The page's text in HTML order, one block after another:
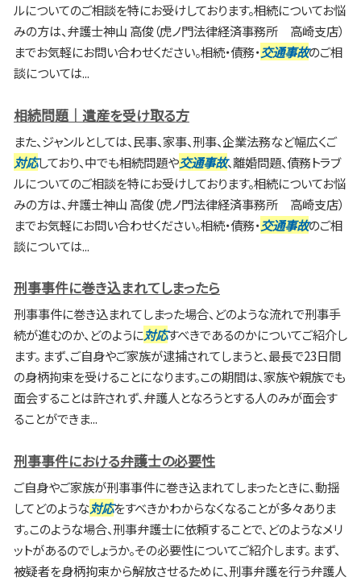
ルについてのご相談を特にお受けしております。相続についてお悩
みの方は、弁護士神山 高俊（虎ノ門法律経済事務所 高崎支店）
までお気軽にお問い合わせください。相続・債務・交通事故のご相
談については...
相続問題｜遺産を受け取る方
また、ジャンルとしては、民事、家事、刑事、企業法務など幅広くご
対応しており、中でも相続問題や交通事故、離婚問題、債務トラブ
ルについてのご相談を特にお受けしております。相続についてお悩
みの方は、弁護士神山 高俊（虎ノ門法律経済事務所 高崎支店）
までお気軽にお問い合わせください。相続・債務・交通事故のご相
談については...
刑事事件に巻き込まれてしまったら
刑事事件に巻き込まれてしまった場合、どのような流れで刑事手
続が進むのか、どのように対応すべきであるのかについてご紹介し
ます。 まず、ご自身やご家族が逮捕されてしまうと、最長で23日間
の身柄拘束を受けることになります。この期間は、家族や親族でも
面会することは許されず、弁護人となろうとする人のみが面会す
ることができま...
刑事事件における弁護士の必要性
ご自身やご家族が刑事事件に巻き込まれてしまったときに、動揺
してどのような対応をすべきかわからなくなることが多々ありま
す。このような場合、刑事弁護士に依頼することで、どのようなメリ
ットがあるのでしょうか。その必要性についてご紹介します。 まず、
被疑者を身柄拘束から解放させるために、刑事弁護を行う弁護人